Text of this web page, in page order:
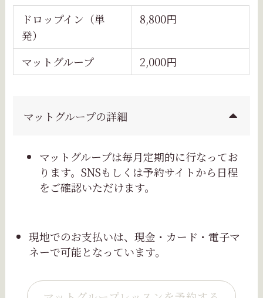
ドロップイン（単
発）
8,800円
マットグループ 2,000円
マットグループの詳細
マットグループは毎月定期的に行なってお
ります。SNSもしくは予約サイトから日程
をご確認いただけます。
現地でのお支払いは、現金・カード・電子マ
ネーで可能となっています。